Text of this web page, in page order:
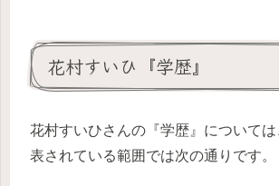
花村すいひ『学歴』
花村すいひさんの『学歴』について
表されている範囲では次の通りです。